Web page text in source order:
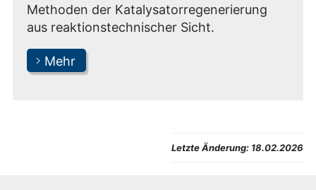
Methoden der Katalysatorregenerierung
aus reaktionstechnischer Sicht.
Mehr
Letzte Änderung: 18.02.2026